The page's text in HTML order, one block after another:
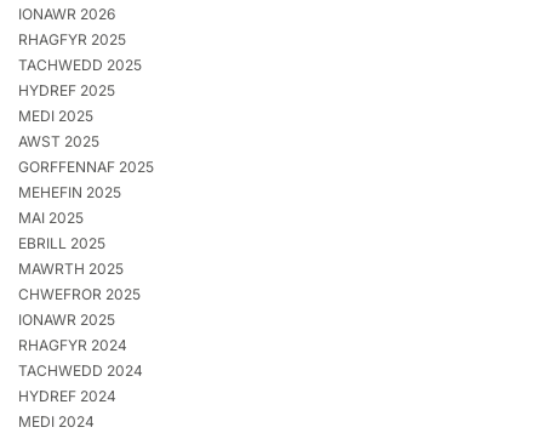
IONAWR 2026
RHAGFYR 2025
TACHWEDD 2025
HYDREF 2025
MEDI 2025
AWST 2025
GORFFENNAF 2025
MEHEFIN 2025
MAI 2025
EBRILL 2025
MAWRTH 2025
CHWEFROR 2025
IONAWR 2025
RHAGFYR 2024
TACHWEDD 2024
HYDREF 2024
MEDI 2024